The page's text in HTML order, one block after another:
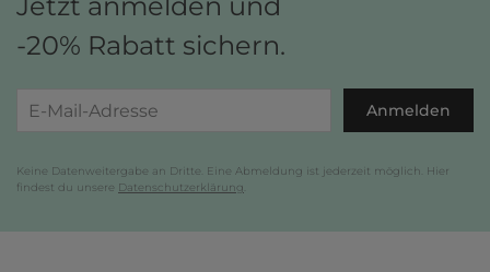
-20% Rabatt sichern.
Anmelden
Keine Datenweitergabe an Dritte. Eine Abmeldung ist jederzeit möglich. Hier
findest du unsere Datenschutzerklärung